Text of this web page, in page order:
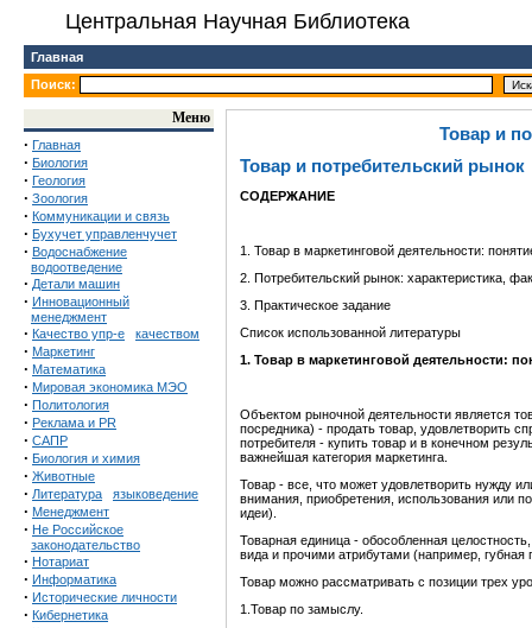
Центральная Научная Библиотека
Главная
Поиск:
Меню
· Главная
· Биология
· Геология
· Зоология
· Коммуникации и связь
· Бухучет управленчучет
· Водоснабжение
водоотведение
· Детали машин
· Инновационный
менеджмент
· Качество упр-е качеством
· Маркетинг
· Математика
· Мировая экономика МЭО
· Политология
· Реклама и PR
· САПР
· Биология и химия
· Животные
· Литература языковедение
· Менеджмент
· Не Российское
законодательство
· Нотариат
· Информатика
· Исторические личности
· Кибернетика
Товар и
Товар и потребительский рынок
СОДЕРЖАНИЕ
1. Товар в маркетинговой деятельности:
2. Потребительский рынок: характеристика,
3. Практическое задание
Список использованной литературы
1. Товар в маркетинговой деятельности:
Объектом рыночной деятельности является
посредника) - продать товар, удовлетворить
потребителя - купить товар и в конечном
важнейшая категория маркетинга.
Товар - все, что может удовлетворить нужду
внимания, приобретения, использования или
идеи).
Товарная единица - обособленная
вида и прочими атрибутами (например,
Товар можно рассматривать с позиции трех
1.Товар по замыслу.